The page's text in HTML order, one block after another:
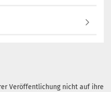
Veröffentlichung nicht auf ihre